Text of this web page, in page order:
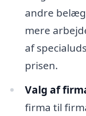
andre
mere
af
prisen.
Valg af
firma til